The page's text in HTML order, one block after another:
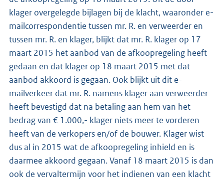
klager overgelegde bijlagen bij de klacht, waaronder e-
mailcorrespondentie tussen mr. R. en verweerder en
tussen mr. R. en klager, blijkt dat mr. R. klager op 17
maart 2015 het aanbod van de afkoopregeling heeft
gedaan en dat klager op 18 maart 2015 met dat
aanbod akkoord is gegaan. Ook blijkt uit dit e-
mailverkeer dat mr. R. namens klager aan verweerder
heeft bevestigd dat na betaling aan hem van het
bedrag van € 1.000,- klager niets meer te vorderen
heeft van de verkopers en/of de bouwer. Klager wist
dus al in 2015 wat de afkoopregeling inhield en is
daarmee akkoord gegaan. Vanaf 18 maart 2015 is dan
ook de vervaltermijn voor het indienen van een klacht